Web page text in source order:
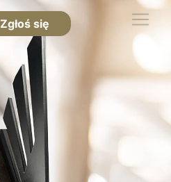
Zgłoś się